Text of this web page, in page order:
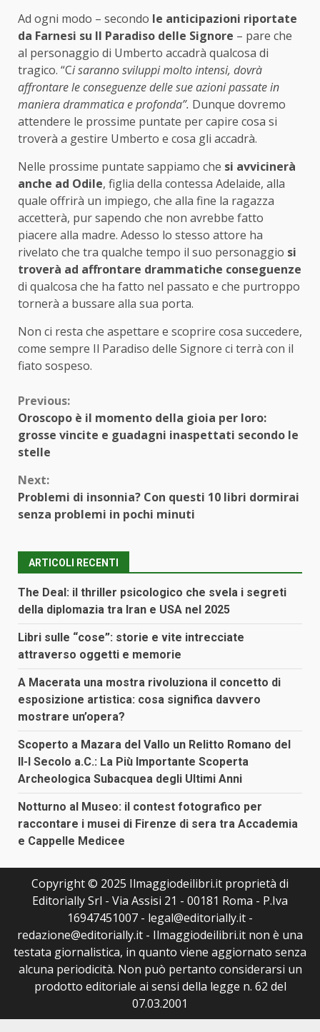
Ad ogni modo – secondo le anticipazioni riportate
da Farnesi su Il Paradiso delle Signore – pare che
al personaggio di Umberto accadrà qualcosa di
tragico. “Ci saranno sviluppi molto intensi, dovrà
affrontare le conseguenze delle sue azioni passate in
maniera drammatica e profonda”. Dunque dovremo
attendere le prossime puntate per capire cosa si
troverà a gestire Umberto e cosa gli accadrà.
Nelle prossime puntate sappiamo che si avvicinerà
anche ad Odile, figlia della contessa Adelaide, alla
quale offrirà un impiego, che alla fine la ragazza
accetterà, pur sapendo che non avrebbe fatto
piacere alla madre. Adesso lo stesso attore ha
rivelato che tra qualche tempo il suo personaggio si
troverà ad affrontare drammatiche conseguenze
di qualcosa che ha fatto nel passato e che purtroppo
tornerà a bussare alla sua porta.
Non ci resta che aspettare e scoprire cosa succedere,
come sempre Il Paradiso delle Signore ci terrà con il
fiato sospeso.
Continue
Reading
Previous:
Oroscopo è il momento della gioia per loro:
grosse vincite e guadagni inaspettati secondo le
stelle
Next:
Problemi di insonnia? Con questi 10 libri dormirai
senza problemi in pochi minuti
ARTICOLI RECENTI
The Deal: il thriller psicologico che svela i segreti
della diplomazia tra Iran e USA nel 2025
Libri sulle “cose”: storie e vite intrecciate
attraverso oggetti e memorie
A Macerata una mostra rivoluziona il concetto di
esposizione artistica: cosa significa davvero
mostrare un’opera?
Scoperto a Mazara del Vallo un Relitto Romano del
II-I Secolo a.C.: La Più Importante Scoperta
Archeologica Subacquea degli Ultimi Anni
Notturno al Museo: il contest fotografico per
raccontare i musei di Firenze di sera tra Accademia
e Cappelle Medicee
Copyright © 2025 Ilmaggiodeilibri.it proprietà di
Editorially Srl - Via Assisi 21 - 00181 Roma - P.Iva
16947451007 - legal@editorially.it -
redazione@editorially.it - Ilmaggiodeilibri.it non è una
testata giornalistica, in quanto viene aggiornato senza
alcuna periodicità. Non può pertanto considerarsi un
prodotto editoriale ai sensi della legge n. 62 del
07.03.2001